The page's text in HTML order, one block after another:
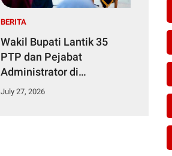
BERITA
Wakil Bupati Lantik 35
PTP dan Pejabat
Administrator di
Lingkungan Pemkab
July 27, 2026